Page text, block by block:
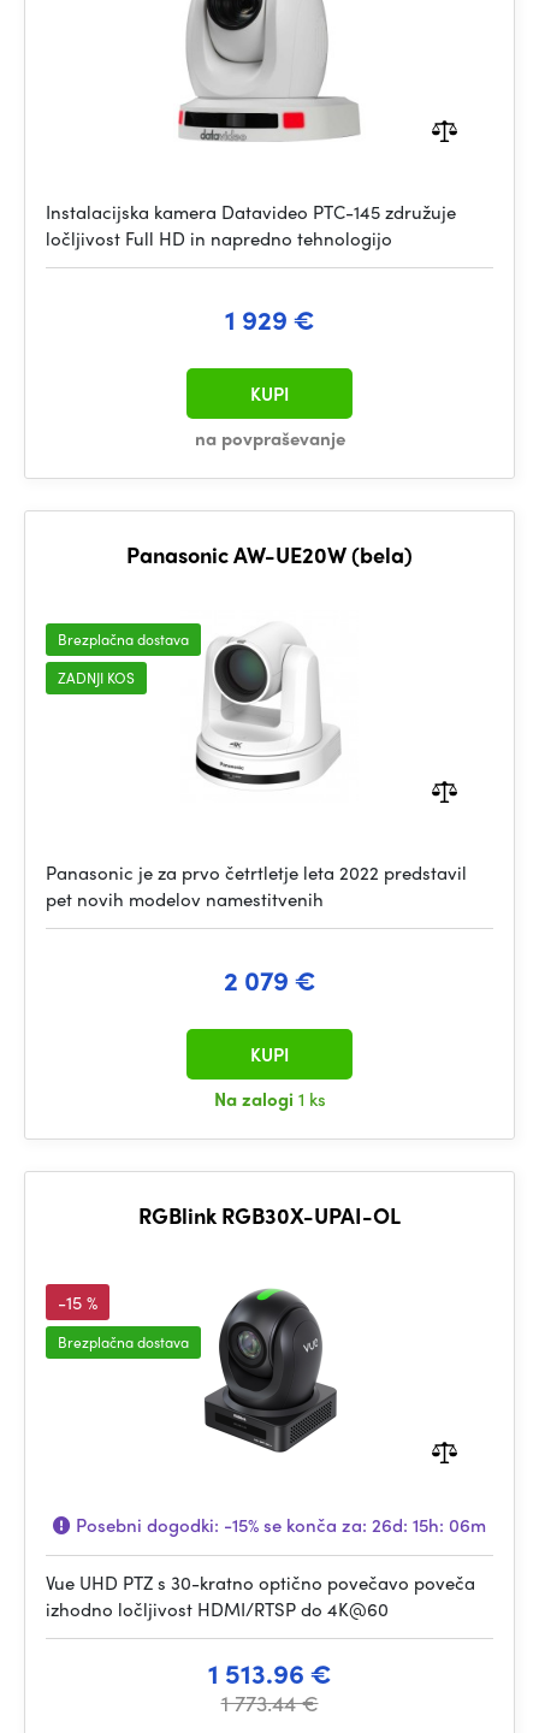
Instalacijska kamera Datavideo PTC-145 združuje
ločljivost Full HD in napredno tehnologijo
1 929 €
na povpraševanje
KUPI
Panasonic AW-UE20W (bela)
Brezplačna dostava
ZADNJI KOS
Panasonic je za prvo četrtletje leta 2022 predstavil
pet novih modelov namestitvenih
2 079 €
Na zalogi 1 ks
KUPI
RGBlink RGB30X-UPAI-OL
-15 %
Brezplačna dostava
Posebni dogodki: -15%se konča za: 26d: 15h: 06m
Vue UHD PTZ s 30-kratno optično povečavo poveča
izhodno ločljivost HDMI/RTSP do 4K@60
1 513.96 €
1 773.44 €